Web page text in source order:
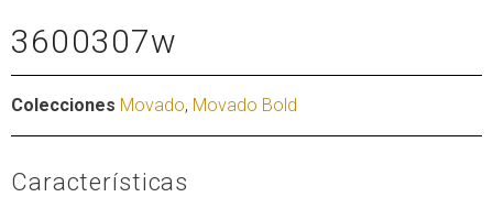
3600307w
Colecciones Movado, Movado Bold
Características